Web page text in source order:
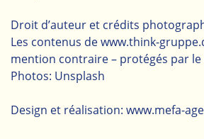
Droit d’auteur et crédits
Les contenus de www.think-
mention contraire – protégés par le
Photos: Unsplash
Design et réalisation: www.mefa-